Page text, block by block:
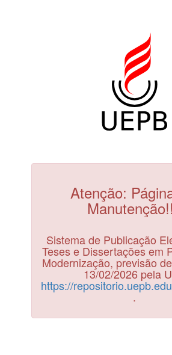
Atenção:
Sistema de Publicação
Teses e Dissertações em
Modernização, previsão
13/02/2026 pela
https://
.